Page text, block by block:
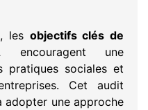
les objectifs clés de
encouragent une
pratiques sociales et
Cet audit
adopter une approche